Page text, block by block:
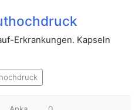
Erkrankungen. Kapseln